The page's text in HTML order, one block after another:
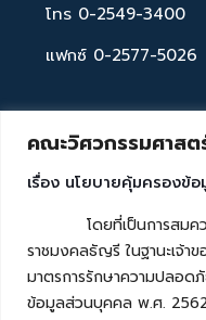
คณะวิศวกรรมศาสต
เรื่อง นโยบายคุ้มครองข้
โดยที่เป็นการสมควรให้
ราชมงคลธัญรี ในฐานะเจ้า
มาตรการรักษาความปลอด
ข้อมูลส่วนบุคคล พ.ศ. 2562
โทร 0-2549-3400
แฟกซ์ 0-2577-5026